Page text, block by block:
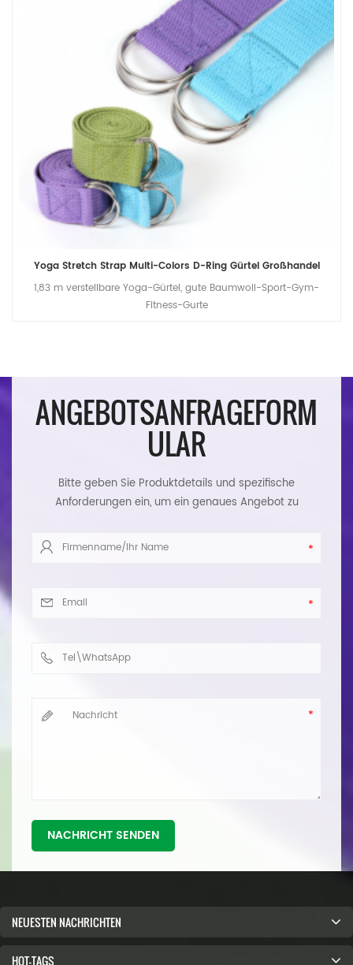
Yoga Stretch Strap Multi-Colors D-Ring Gürtel Großhandel
1,83 m verstellbare Yoga-Gürtel, gute Baumwoll-Sport-Gym-
Fitness-Gurte
ANGEBOTSANFRAGEFORM
ULAR
Bitte geben Sie Produktdetails und spezifische
Anforderungen ein, um ein genaues Angebot zu
NACHRICHT SENDEN
NEUESTEN NACHRICHTEN
HOT-TAGS